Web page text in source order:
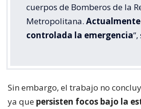
cuerpos de Bomberos de la
Metropolitana.
controlada la emergencia
Sin embargo, el trabajo no
ya que persisten focos bajo la